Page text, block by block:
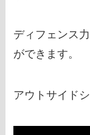
ディフェンス
ができます。
アウトサイド